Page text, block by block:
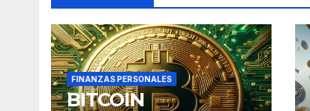
FINANZAS PERSONALES
BITCOIN